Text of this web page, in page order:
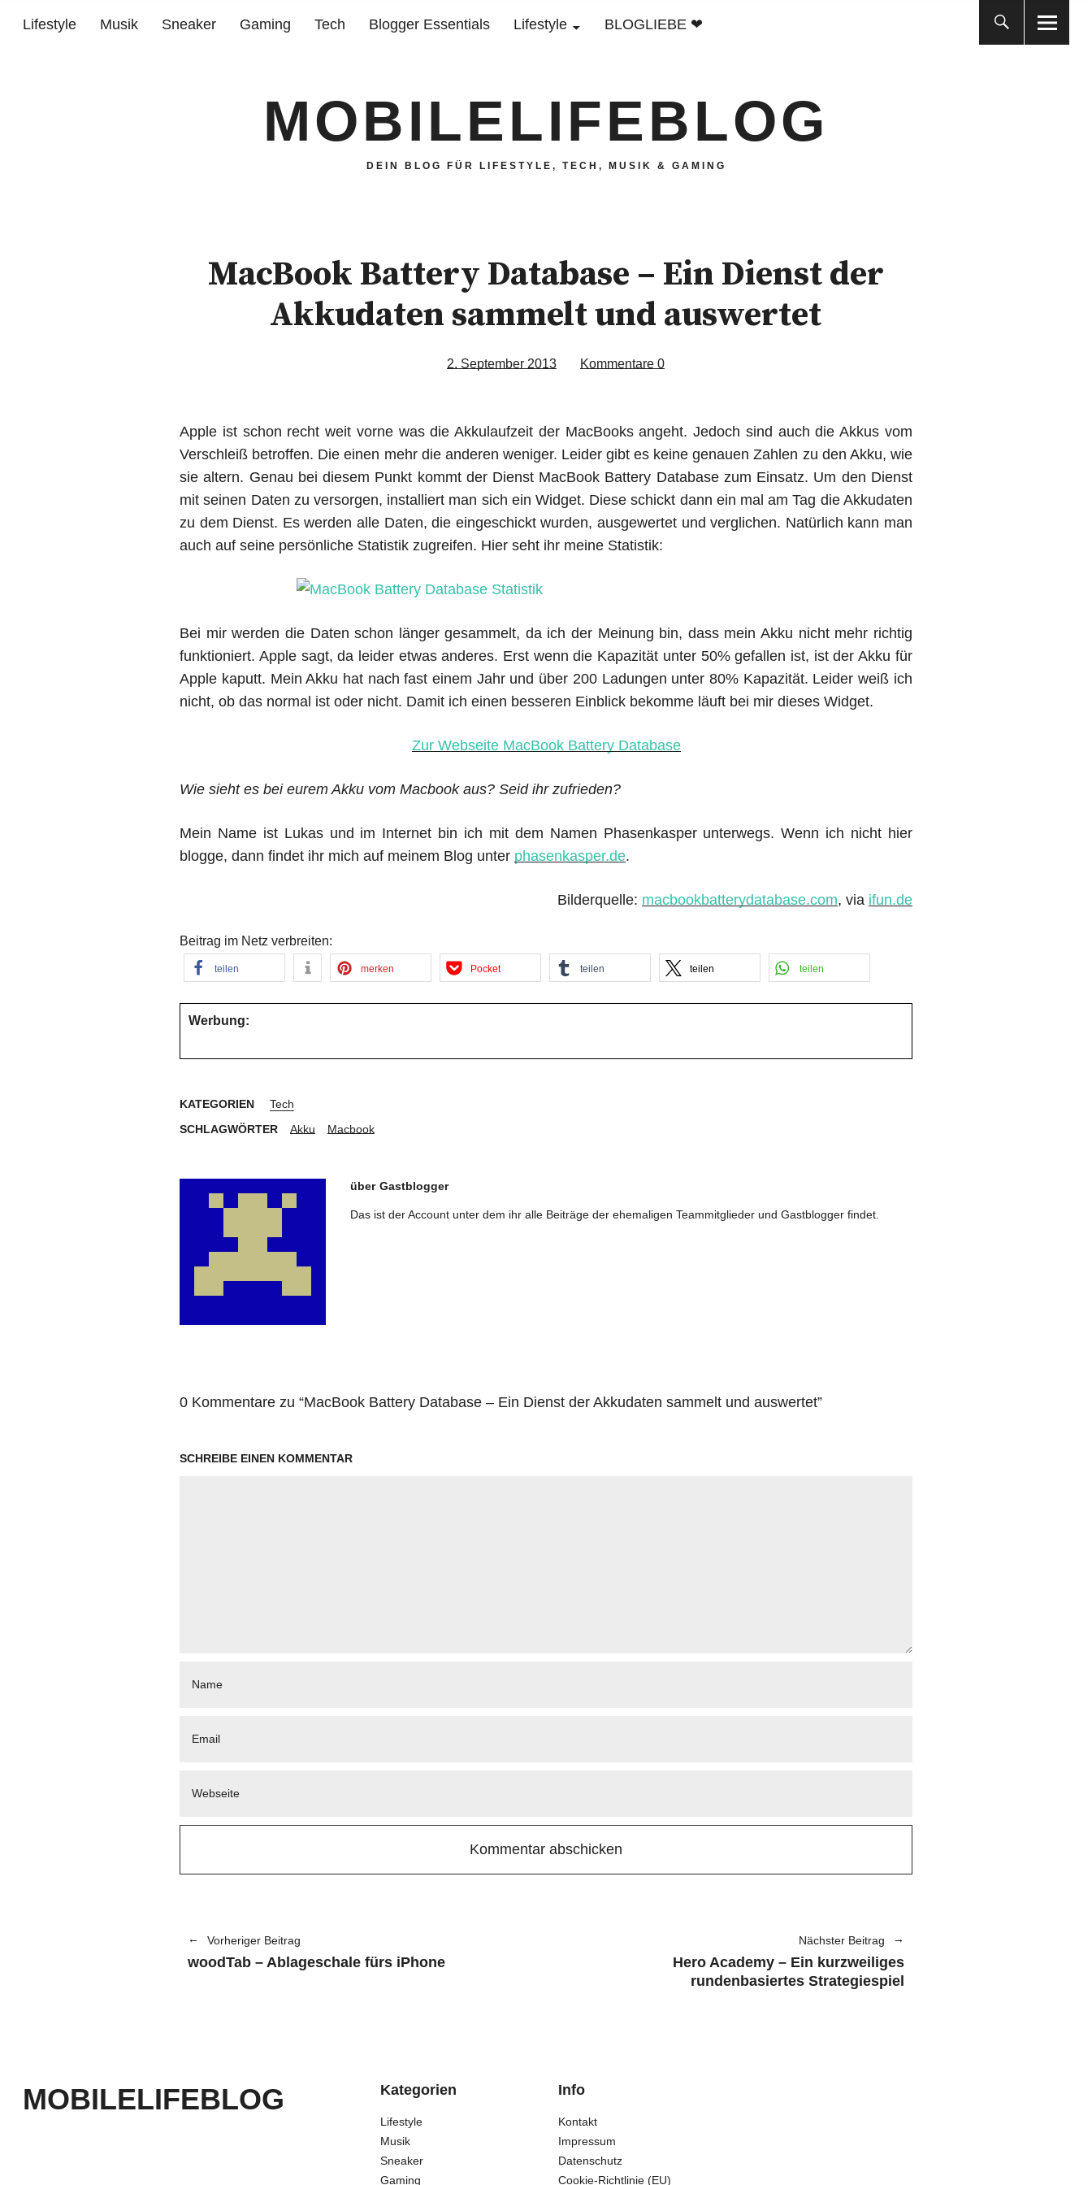
Lifestyle Musik Sneaker Gaming Tech Blogger Essentials Lifestyle BLOGLIEBE ❤
MOBILELIFEBLOG
DEIN BLOG FÜR LIFESTYLE, TECH, MUSIK & GAMING
MacBook Battery Database – Ein Dienst der
Akkudaten sammelt und auswertet
2. September 2013 Kommentare 0
Apple ist schon recht weit vorne was die Akkulaufzeit der MacBooks angeht. Jedoch sind auch die Akkus vom
Verschleiß betroffen. Die einen mehr die anderen weniger. Leider gibt es keine genauen Zahlen zu den Akku, wie
sie altern. Genau bei diesem Punkt kommt der Dienst MacBook Battery Database zum Einsatz. Um den Dienst
mit seinen Daten zu versorgen, installiert man sich ein Widget. Diese schickt dann ein mal am Tag die Akkudaten
zu dem Dienst. Es werden alle Daten, die eingeschickt wurden, ausgewertet und verglichen. Natürlich kann man
auch auf seine persönliche Statistik zugreifen. Hier seht ihr meine Statistik:
Bei mir werden die Daten schon länger gesammelt, da ich der Meinung bin, dass mein Akku nicht mehr richtig
funktioniert. Apple sagt, da leider etwas anderes. Erst wenn die Kapazität unter 50% gefallen ist, ist der Akku für
Apple kaputt. Mein Akku hat nach fast einem Jahr und über 200 Ladungen unter 80% Kapazität. Leider weiß ich
nicht, ob das normal ist oder nicht. Damit ich einen besseren Einblick bekomme läuft bei mir dieses Widget.
Zur Webseite MacBook Battery Database
Wie sieht es bei eurem Akku vom Macbook aus? Seid ihr zufrieden?
Mein Name ist Lukas und im Internet bin ich mit dem Namen Phasenkasper unterwegs. Wenn ich nicht hier
blogge, dann findet ihr mich auf meinem Blog unter phasenkasper.de.
Bilderquelle: macbookbatterydatabase.com, via ifun.de
Beitrag im Netz verbreiten:
teilen merken Pocket teilen teilen teilen
Werbung:
KATEGORIEN
Tech
SCHLAGWÖRTER
Akku Macbook
über Gastblogger
Das ist der Account unter dem ihr alle Beiträge der ehemaligen Teammitglieder und Gastblogger findet.
0 Kommentare zu “MacBook Battery Database – Ein Dienst der Akkudaten sammelt und auswertet”
SCHREIBE EINEN KOMMENTAR
Vorheriger Beitrag
woodTab – Ablageschale fürs iPhone
Nächster Beitrag
Hero Academy – Ein kurzweiliges
rundenbasiertes Strategiespiel
MOBILELIFEBLOG Kategorien
Lifestyle
Musik
Sneaker
Gaming
Info
Kontakt
Impressum
Datenschutz
Cookie-Richtlinie (EU)